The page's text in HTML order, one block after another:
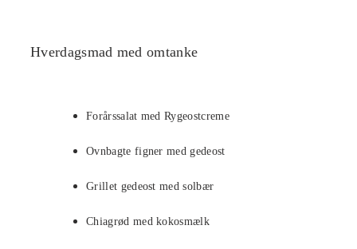
Hverdagsmad med omtanke
Forårssalat med Rygeostcreme
Ovnbagte figner med gedeost
Grillet gedeost med solbær
Chiagrød med kokosmælk